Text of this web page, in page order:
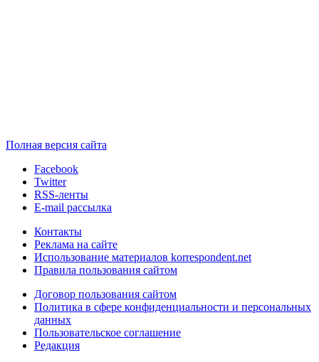
Полная версия сайта
Facebook
Twitter
RSS-ленты
E-mail рассылка
Контакты
Реклама на сайте
Использование материалов korrespondent.net
Правила пользования сайтом
Договор пользования сайтом
Политика в сфере конфиденциальности и персональных
данных
Пользовательское соглашение
Редакция